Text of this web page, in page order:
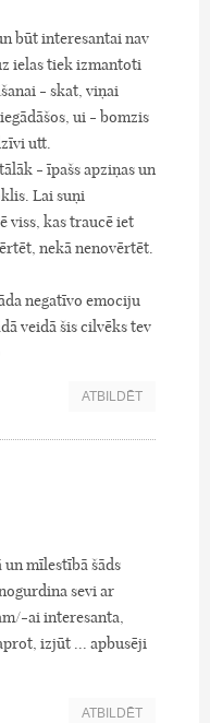
būt interesantai nav
ielas tiek izmantoti
- skat, viņai
ui - bomzis
utt.
- īpašs apziņas un
Lai suņi
viss, kas traucē iet
nekā nenovērtēt.
negatīvo emociju
veidā šis cilvēks tev
ATBILDĒT
mīlestībā šāds
sevi ar
ai interesanta,
izjūt ... apbusēji
ATBILDĒT